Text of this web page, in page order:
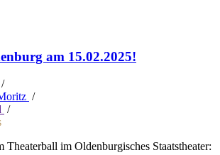
am 15.02.2025!
/
/
/
Theaterball im Oldenburgisches Staatstheater: